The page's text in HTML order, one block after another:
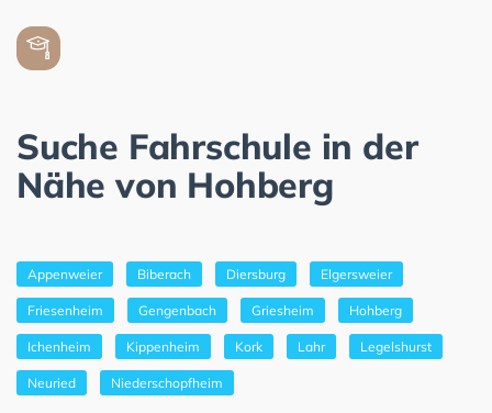
Suche Fahrschule in der
Nähe von Hohberg
Appenweier Biberach Diersburg Elgersweier
Friesenheim Gengenbach Griesheim Hohberg
Ichenheim Kippenheim Kork Lahr Legelshurst
Neuried Niederschopfheim